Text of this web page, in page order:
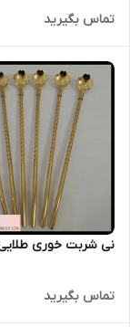
تماس بگیرید
نی شربت خوری
تماس بگیرید